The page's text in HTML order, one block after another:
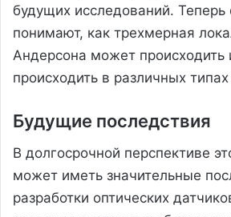
будущих исследований. Теперь
понимают, как трехмерная
Андерсона может происходить
происходить в различных
Будущие последствия
В долгосрочной перспективе
может иметь значительные
разработки оптических